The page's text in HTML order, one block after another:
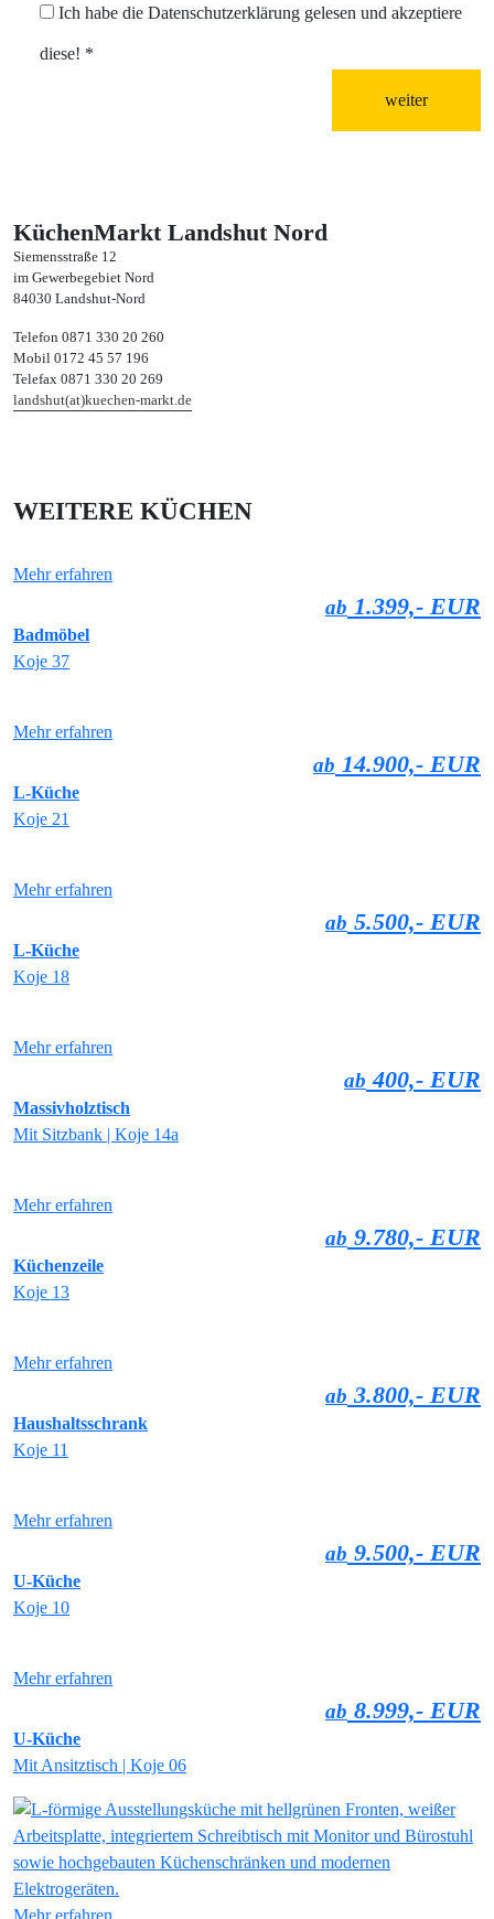
Ich habe die Datenschutzerklärung gelesen und akzeptiere
diese! *
weiter
KüchenMarkt Landshut Nord
Siemensstraße 12
im Gewerbegebiet Nord
84030 Landshut-Nord
Telefon 0871 330 20 260
Mobil 0172 45 57 196
Telefax 0871 330 20 269
landshut(at)kuechen-markt.de
WEITERE KÜCHEN
Mehr erfahren
ab 1.399,- EUR
Badmöbel
Koje 37
Mehr erfahren
ab 14.900,- EUR
L-Küche
Koje 21
Mehr erfahren
ab 5.500,- EUR
L-Küche
Koje 18
Mehr erfahren
ab 400,- EUR
Massivholztisch
Mit Sitzbank | Koje 14a
Mehr erfahren
ab 9.780,- EUR
Küchenzeile
Koje 13
Mehr erfahren
ab 3.800,- EUR
Haushaltsschrank
Koje 11
Mehr erfahren
ab 9.500,- EUR
U-Küche
Koje 10
Mehr erfahren
ab 8.999,- EUR
U-Küche
Mit Ansitztisch | Koje 06
Mehr erfahren